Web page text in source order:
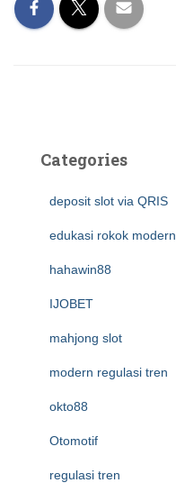
Categories
deposit slot via QRIS
edukasi rokok modern
hahawin88
IJOBET
mahjong slot
modern regulasi tren
okto88
Otomotif
regulasi tren